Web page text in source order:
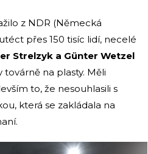
z NDR (Německá
přes 150 tisíc lidí, necelé
Strelzyk a Günter Wetzel
továrně na plasty. Měli
to, že nesouhlasili s
která se zakládala na